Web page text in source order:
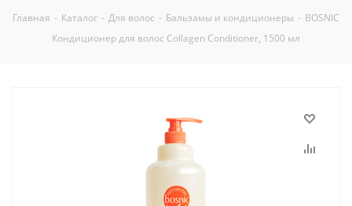
Главная - Каталог - Для волос - Бальзамы и кондиционеры - BOSNIC
Кондиционер для волос Collagen Conditioner, 1500 мл